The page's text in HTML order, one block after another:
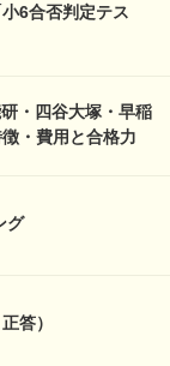
6合否判定テス
・四谷大塚・早稲
・費用と合格力
グ
答）